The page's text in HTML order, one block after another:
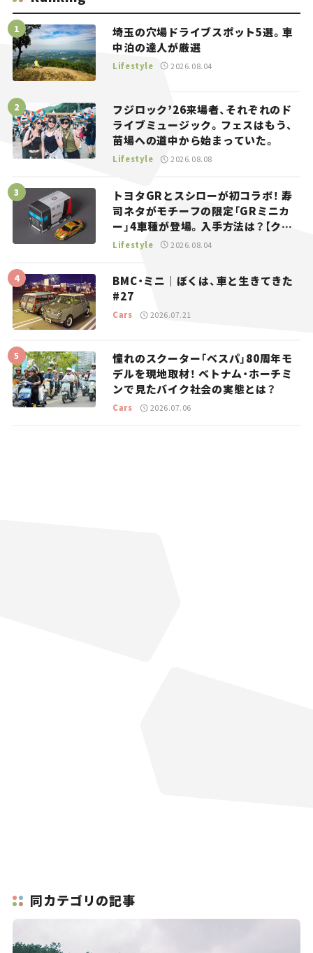
埼玉の穴場ドライブスポット5選。車
中泊の達人が厳選
Lifestyle 2026.08.04
フジロック’26来場者、それぞれのド
ライブミュージック。フェスはもう、
苗場への道中から始まっていた。
Lifestyle 2026.08.08
トヨタGRとスシローが初コラボ！ 寿
司ネタがモチーフの限定「GRミニカ
ー」4車種が登場。入手方法は？【クル
マとホビー】
Lifestyle 2026.08.04
BMC・ミニ｜ぼくは、車と生きてきた
#27
Cars 2026.07.21
憧れのスクーター「ベスパ」80周年モ
デルを現地取材！ ベトナム・ホーチミ
ンで見たバイク社会の実態とは？
Cars 2026.07.06
同カテゴリの記事